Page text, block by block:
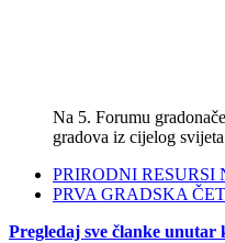
Na 5. Forumu
gradova iz cijelog
PRIRODNI RESURSI
PRVA GRADSKA
Pregledaj sve članke